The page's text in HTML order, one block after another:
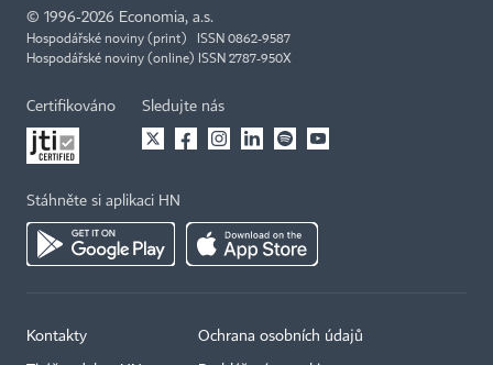
© 1996-2026 Economia, a.s.
Hospodářské noviny (print) ISSN 0862-9587
Hospodářské noviny (online) ISSN 2787-950X
Certifikováno Sledujte nás
Stáhněte si aplikaci HN
Kontakty Ochrana osobních údajů